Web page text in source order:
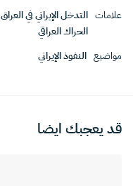
علامات التدخل الإيراني في العراق
الحراك العراقي
مواضيع النفوذ الإيراني
قد يعجبك ايضا